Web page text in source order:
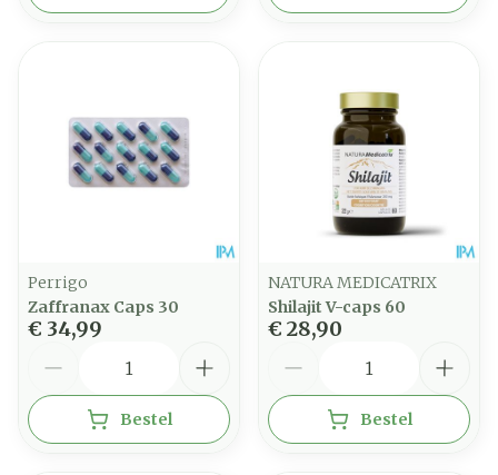
Perrigo
Zaffranax Caps 30
€ 34,99
Bestel
NATURA MEDICATRIX
Shilajit V-caps 60
€ 28,90
Bestel